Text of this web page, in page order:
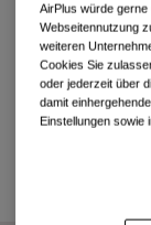
Ihres
Wie
Chancen
Weg auch
AirPlus würde
Webseitennutzung
weiteren
Cookies Sie
oder jederzeit über
damit
Einstellungen sowie